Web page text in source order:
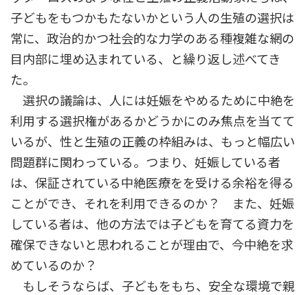
子どもをもつかもたないかという人の生殖の選択は
常に、政治的かつ社会的な力学のある種複雑な網の
目内部に埋め込まれている、と繰り返し述べてき
た。
選択の議論は、人には妊娠をやめるために中絶を
利用する選択権があるかどうかにのみ焦点を当てて
いるが、性と生殖の正義の枠組みは、もっと幅広い
問題群に関わっている。つまり、妊娠している者
は、保証されている中絶医療をを受ける余裕を得る
ことができ、それを利用できるのか？ また、妊娠
している者は、他の方法では子どもを育てる資力を
確保できないと思われることが理由で、今中絶を求
めているのか？
もしそうならば、子どもをもち、安全な環境で親